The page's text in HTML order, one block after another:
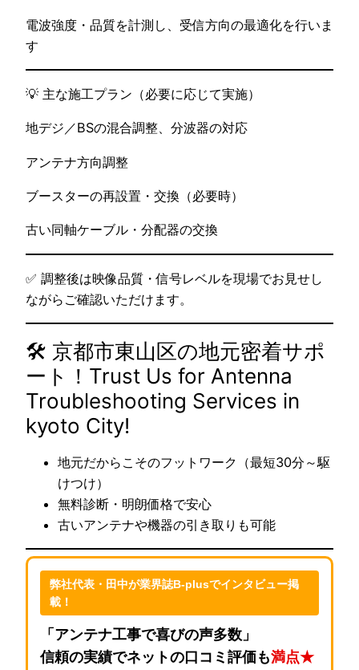
電波強度・品質を計測し、受信方向の最適化を行いま
す
💡 主な施工プラン（必要に応じて実施）
地デジ／BSの混合調整、分波器の対応
アンテナ方向調整
ブースターの再設置・交換（必要時）
古い同軸ケーブル・分配器の交換
✅ 調整後は映像品質・信号レベルを現場でお見せし
ながらご確認いただけます。
🛠 京都市東山区の地元密着サポ
ート！Trust Us for Antenna
Troubleshooting Services in
kyoto City!
地元だからこそのフットワーク（最短30分～駆
けつけ）
無料診断・明朗価格で安心
古いアンテナや機器の引き取りも可能
弊社代表・田中が業界誌B-plusでインタビュー掲
載！
「アンテナ工事で喜びの声多数」
信頼の実績でネットの口コミ評価も満点★